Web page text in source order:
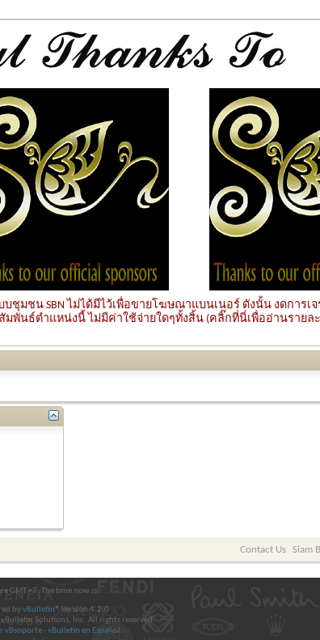
ชน SBN ไม่ได้มีไว้เพื่อขายโฆษณาแบนเนอร์ ดังนั้น งดการเ
พันธ์ตำแหน่งนี้ ไม่มีค่าใช้จ่ายใดๆทั้งสิ้น (คลิ๊กที่นี่เพื่ออ่านรายละ
Contact Us Siam
GMT +7. The time now is .
byvBulletin® Version 4.2.0
Solutions, Inc. All rights reserved.
vBsoporte-vBulletin en Español